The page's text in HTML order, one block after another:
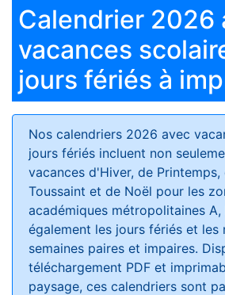
Calendrier 2026
vacances
jours fériés à
Nos calendriers 2026 avec
jours fériés incluent non
vacances d'Hiver, de Printemps,
Toussaint et de Noël pour les
académiques métropolitaines A,
également les jours fériés et les
semaines paires et impaires.
téléchargement PDF et
paysage, ces calendriers sont